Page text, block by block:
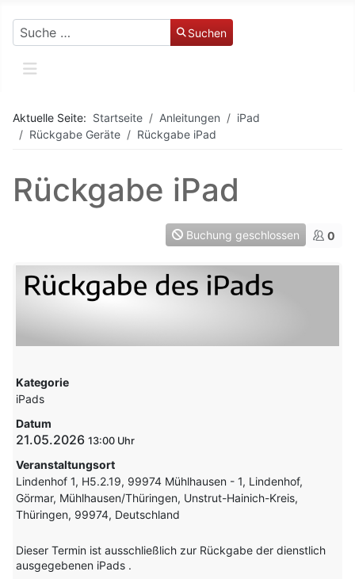
Suchen Suchen
Aktuelle Seite: Startseite Anleitungen
iPad
Rückgabe Geräte
Rückgabe iPad
Rückgabe iPad
Buchung geschlossen 0
Kategorie
iPads
Datum
21.05.2026 13:00
Veranstaltungsort
Lindenhof 1, H5.2.19, 99974 Mühlhausen - 1, Lindenhof,
Görmar, Mühlhausen/Thüringen, Unstrut-Hainich-Kreis,
Thüringen, 99974, Deutschland
Dieser Termin ist ausschließlich zur Rückgabe der dienstlich
ausgegebenen iPads .